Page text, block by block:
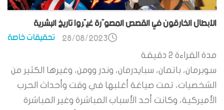
الأبطال الخارقون في القصص المصوّرة غيّروا تاريخ البشرية
تحقيقات خاصة 28/08/2023
مدة القراءة 2 دقيقة
سوبرمان، باتمان، سبايدرمان، وندر وومن، وغيرها الكثير من
الشخصيات، تمت صياغة أغلبها في وقت وأحداث الحرب
الأميركية، وكانت أحد الأسباب المباشرة وغير المباشرة